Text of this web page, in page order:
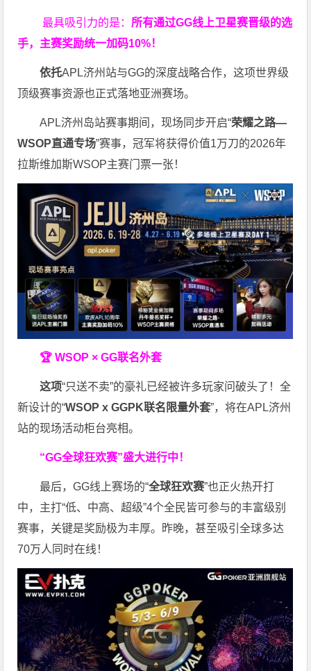
最具吸引力的是： 所有通过GG线上卫星赛晋级的选
手，主赛奖励统一加码10%！
依托APL济州站与GG的深度战略合作，这项世界级
顶级赛事资源也正式落地亚洲赛场。
APL济州岛站赛事期间，现场同步开启“荣耀之路—
WSOP直通专场”赛事，冠军将获得价值1万刀的2026年
拉斯维加斯WSOP主赛门票一张！
🏆 WSOP × GG联名外套
这项“只送不卖”的豪礼已经被许多玩家问破头了！全
新设计的“WSOP x GGPK联名限量外套”，将在APL济州
站的现场活动柜台亮相。
“GG全球狂欢赛”盛大进行中！
最后，GG线上赛场的“全球狂欢赛”也正火热开打
中，主打“低、中高、超级”4个全民皆可参与的丰富级别
赛事，关键是奖励极为丰厚。 昨晚，甚至吸引全球多达
70万人同时在线！